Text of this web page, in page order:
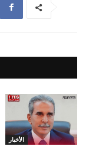
الأخبار